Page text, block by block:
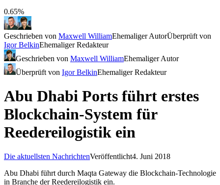
0.65%
Geschrieben von Maxwell WilliamEhemaliger AutorÜberprüft von
Igor BelkinEhemaliger Redakteur
Geschrieben von Maxwell WilliamEhemaliger Autor
Überprüft von Igor BelkinEhemaliger Redakteur
Abu Dhabi Ports führt erstes
Blockchain-System für
Reedereilogistik ein
Die aktuellsten NachrichtenVeröffentlicht4. Juni 2018
Abu Dhabi führt durch Maqta Gateway die Blockchain-Technologie
in Branche der Reedereilogistik ein.